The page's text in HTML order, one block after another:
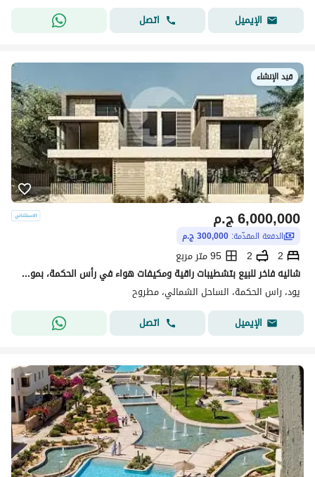
الإيميل
اتصل
قيد الإنشاء
ج.م6,000,000
الدفعة المقدّمة: 300,000 ج.م
2
2
95 متر مربع
شاليه فاخر للبيع بتشطيبات راقية ومكيفات هواء في رأس الحكمة، بموقع متميز وسعر لا يُضاهى.
يود، راس الحكمة، الساحل الشمالي، مطروح
الإيميل
اتصل